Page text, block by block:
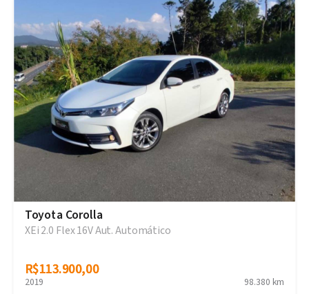
Toyota Corolla
XEi 2.0 Flex 16V Aut. Automático
R$113.900,00
R$113.900,00
2019 98.380 km